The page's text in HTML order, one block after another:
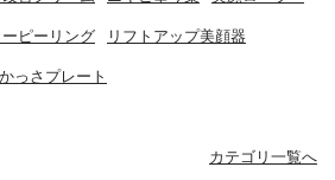
ピーリング リフトアップ美顔器
かっさプレート
カテゴリ一覧へ